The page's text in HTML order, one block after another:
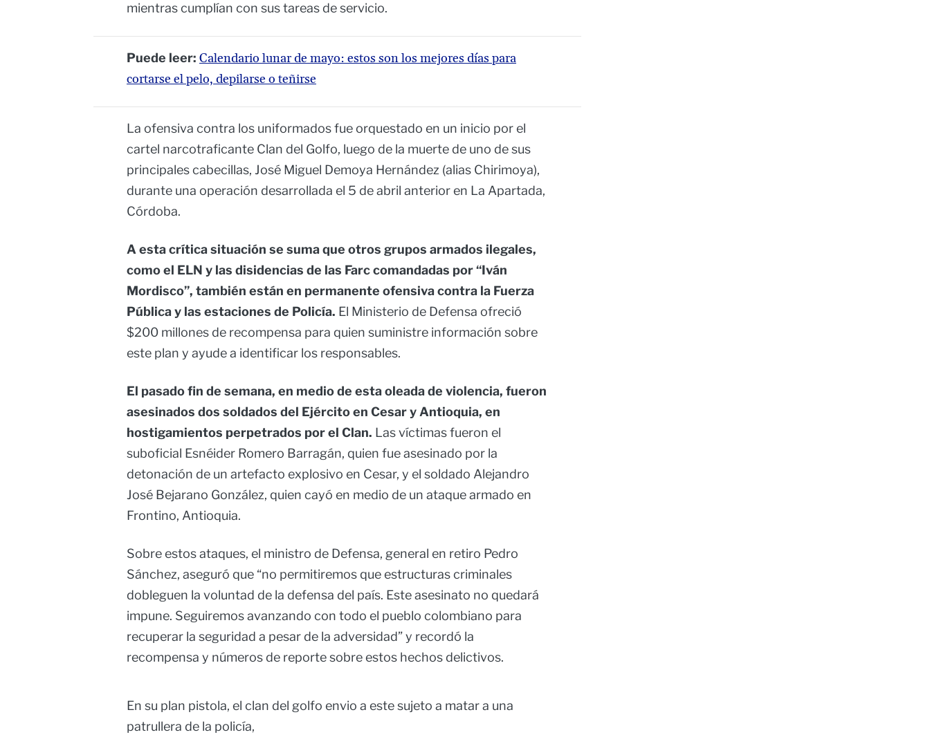
mientras cumplían con sus tareas de servicio.
Puede leer: Calendario lunar de mayo: estos son los mejores días para
cortarse el pelo, depilarse o teñirse
La ofensiva contra los uniformados fue orquestado en un inicio por el
cartel narcotraficante Clan del Golfo, luego de la muerte de uno de sus
principales cabecillas, José Miguel Demoya Hernández (alias Chirimoya),
durante una operación desarrollada el 5 de abril anterior en La Apartada,
Córdoba.
A esta crítica situación se suma que otros grupos armados ilegales,
como el ELN y las disidencias de las Farc comandadas por “Iván
Mordisco”, también están en permanente ofensiva contra la Fuerza
Pública y las estaciones de Policía. El Ministerio de Defensa ofreció
$200 millones de recompensa para quien suministre información sobre
este plan y ayude a identificar los responsables.
El pasado fin de semana, en medio de esta oleada de violencia, fueron
asesinados dos soldados del Ejército en Cesar y Antioquia, en
hostigamientos perpetrados por el Clan. Las víctimas fueron el
suboficial Esnéider Romero Barragán, quien fue asesinado por la
detonación de un artefacto explosivo en Cesar, y el soldado Alejandro
José Bejarano González, quien cayó en medio de un ataque armado en
Frontino, Antioquia.
Sobre estos ataques, el ministro de Defensa, general en retiro Pedro
Sánchez, aseguró que “no permitiremos que estructuras criminales
dobleguen la voluntad de la defensa del país. Este asesinato no quedará
impune. Seguiremos avanzando con todo el pueblo colombiano para
recuperar la seguridad a pesar de la adversidad” y recordó la
recompensa y números de reporte sobre estos hechos delictivos.
En su plan pistola, el clan del golfo envio a este sujeto a matar a una
patrullera de la policía,